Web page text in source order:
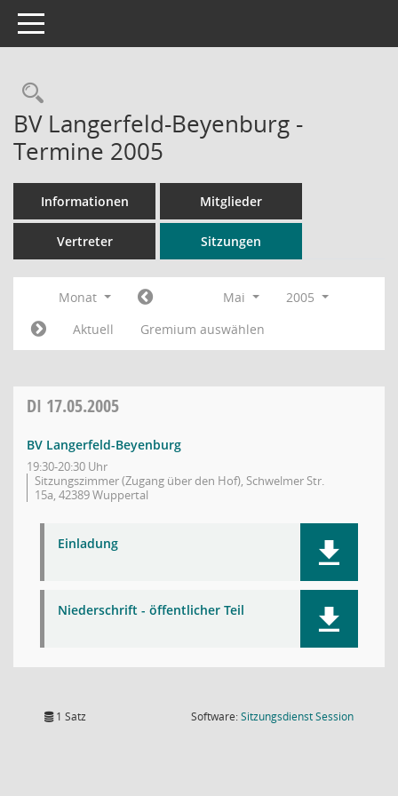
Toggle navigation
Rechercheauswahl
BV Langerfeld-Beyenburg -
Termine 2005
Informationen Mitglieder
Vertreter Sitzungen
Monat Mai
2005
Aktuell
Gremium auswählen
DI 17.05.2005
BV Langerfeld-Beyenburg
19:30-20:30 Uhr
Sitzungszimmer (Zugang über den Hof), Schwelmer Str.
15a, 42389 Wuppertal
Einladung
Niederschrift - öffentlicher Teil
1 Satz Software:SitzungsdienstSession(Wird in